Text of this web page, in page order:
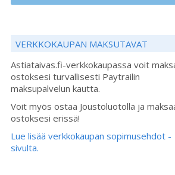
VERKKOKAUPAN MAKSUTAVAT
Astiataivas.fi-verkkokaupassa voit
ostoksesi turvallisesti Paytrailin
maksupalvelun kautta.
Voit myös ostaa Joustoluotolla ja
ostoksesi erissä!
Lue lisää verkkokaupan sopimusehdot -
sivulta.